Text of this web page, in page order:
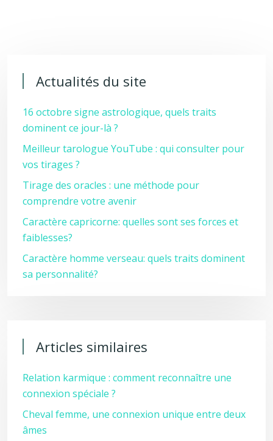
Actualités du site
16 octobre signe astrologique, quels traits
dominent ce jour-là ?
Meilleur tarologue YouTube : qui consulter pour
vos tirages ?
Tirage des oracles : une méthode pour
comprendre votre avenir
Caractère capricorne: quelles sont ses forces et
faiblesses?
Caractère homme verseau: quels traits dominent
sa personnalité?
Articles similaires
Relation karmique : comment reconnaître une
connexion spéciale ?
Cheval femme, une connexion unique entre deux
âmes